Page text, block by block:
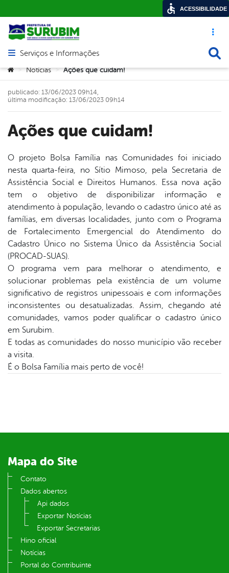
Acesso
Abrir menu principal de navegação
Serviços e Informações
Você está aqui:
> Notícias > Ações que cuidam!
Ações que cuidam!
publicado: 13/06/2023 09h14,
última modificação: 13/06/2023 09h14
O projeto Bolsa Família nas Comunidades foi iniciado
nesta quarta-feira, no Sítio Mimoso, pela Secretaria de
Assistência Social e Direitos Humanos. Essa nova ação
tem o objetivo de disponibilizar informação e
atendimento à população, levando o cadastro único até as
famílias, em diversas localidades, junto com o Programa
de Fortalecimento Emergencial do Atendimento do
Cadastro Único no Sistema Único da Assistência Social
(PROCAD-SUAS).
O programa vem para melhorar o atendimento, e
solucionar problemas pela existência de um volume
significativo de registros unipessoais e com informações
inconsistentes ou desatualizadas. Assim, chegando até
comunidades, vamos poder qualificar o cadastro único
em Surubim.
E todas as comunidades do nosso município vão receber
a visita.
É o Bolsa Família mais perto de você!
Mapa do Site
Contato
Dados abertos
Api dados
Exportar Notícias
Exportar Secretarias
Hino oficial
Notícias
Portal do Contribuinte
ACESSIBILIDADE